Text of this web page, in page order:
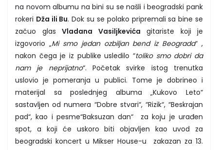
na novom albumu na bini su se našli i beogradski pank
rokeri Dža ili Bu. Dok su se polako pripremali sa bine se
začuo glas Vladana Vasiljkevića gitariste koji je
izgovorio „Mi smo jedan ozbiljan bend iz Beograda“ ,
nakon čega je iz publike usledilo “toliko smo dobri da
nam je neprijatno“. Početak svirke istog trenutka
uslovio je pomeranja u publici. Tome je dobrineo i
materijal sa poslednjeg albuma „Kukovo Leto“
sastavljen od numera “Dobre stvari“, “Rizik“, “Beskrajan
pad“, kao i pesme“Baksuzan dan“ za koju je urađen
spot, a koji će uskoro biti objavljen kao uvod za
beogradski koncert u Mikser House-u zakazan za 13.